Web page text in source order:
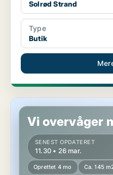
Solrød Strand
Type
Butik
Kontor i Høng
Vi overvåger
SENEST OPDATERET
11.30 • 26 mar.
Oprettet 4 mo Ca. 145